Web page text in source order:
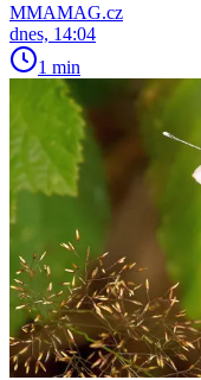
MMAMAG.cz
dnes, 14:04
1 min